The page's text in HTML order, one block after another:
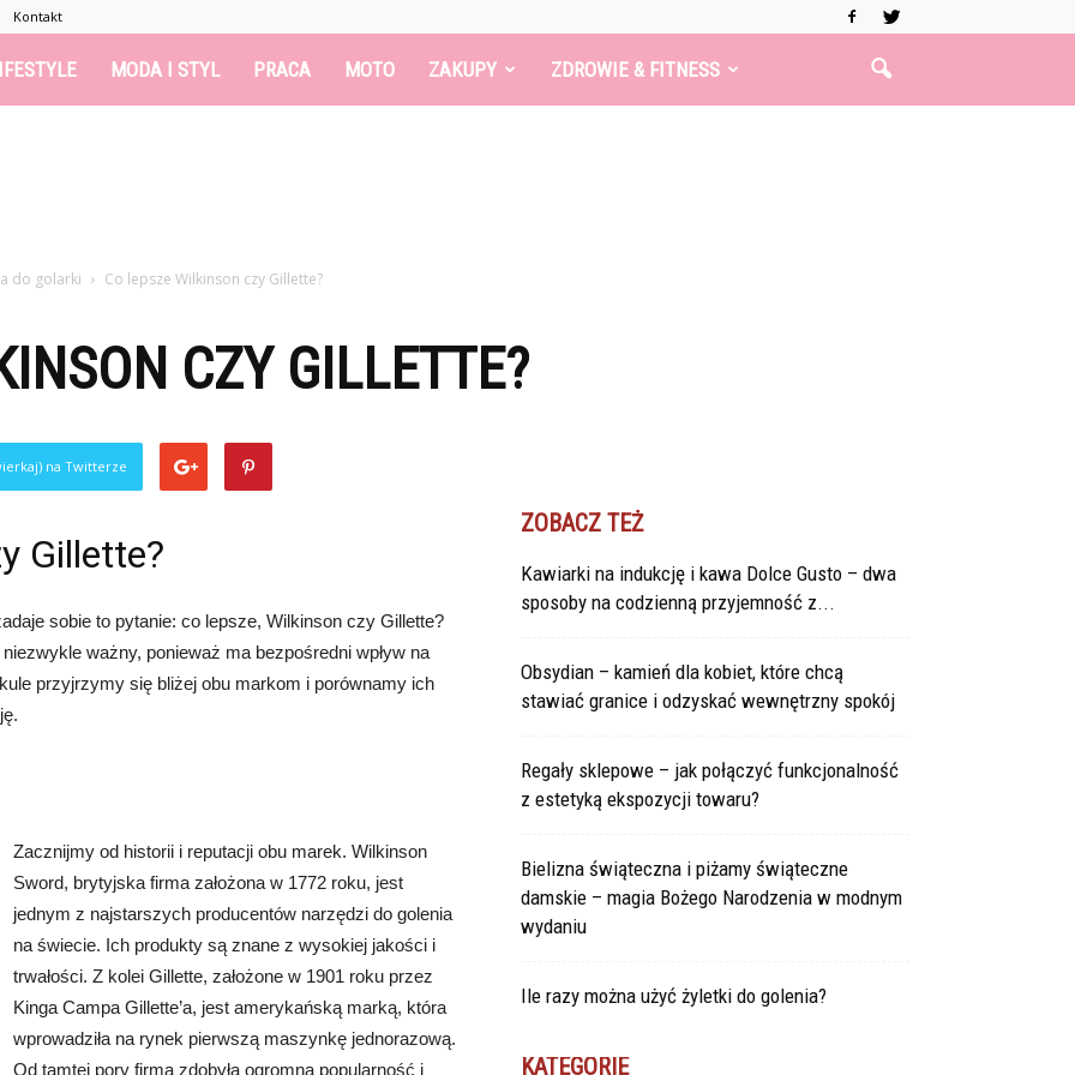
Kontakt
MODA I STYL PRACA MOTO ZAKUPY ZDROWIE & FITNESS
do golarki Co lepsze Wilkinson czy Gillette?
CZY GILLETTE?
na Twitterze
Gillette?
sobie to pytanie: co lepsze, Wilkinson czy Gillette?
ważny, ponieważ ma bezpośredni wpływ na
przyjrzymy się bliżej obu markom i porównamy ich
Zacznijmy od historii i reputacji obu marek. Wilkinson
Sword, brytyjska firma założona w 1772 roku, jest
jednym z najstarszych producentów narzędzi do golenia
na świecie. Ich produkty są znane z wysokiej jakości i
trwałości. Z kolei Gillette, założone w 1901 roku przez
Kinga Campa Gillette’a, jest amerykańską marką, która
wprowadziła na rynek pierwszą maszynkę jednorazową.
Od tamtej pory firma zdobyła ogromną popularność i
ZOBACZ TEŻ
Kawiarki na indukcję i kawa Dolce Gusto – dwa
sposoby na codzienną przyjemność z...
Obsydian – kamień dla kobiet, które chcą
stawiać granice i odzyskać wewnętrzny spokój
Regały sklepowe – jak połączyć funkcjonalność
z estetyką ekspozycji towaru?
Bielizna świąteczna i piżamy świąteczne
damskie – magia Bożego Narodzenia w modnym
wydaniu
Ile razy można użyć żyletki do golenia?
KATEGORIE